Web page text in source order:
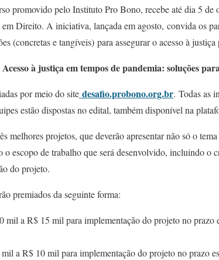
promovido pelo Instituto Pro Bono, recebe até dia 5 de
em Direito. A iniciativa, lançada em agosto, convida os
(concretas e tangíveis) para assegurar o acesso à
Acesso à justiça em tempos de pandemia: soluções
por meio do site desafio.probono.org.br. Todas as
estão dispostas no edital, também disponível na
melhores projetos, que deverão apresentar não só o
o escopo de trabalho que será desenvolvido, incluindo o
do projeto.
premiados da seguinte forma:
mil a R$ 15 mil para implementação do projeto no prazo
a R$ 10 mil para implementação do projeto no prazo